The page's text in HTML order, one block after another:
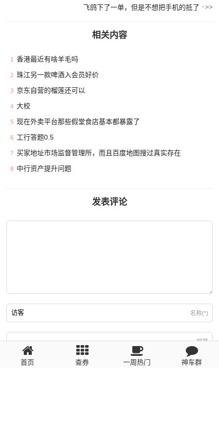
飞鸽下了一单，但是不想把手机的抵了
相关内容
1 香港最近有啥羊毛吗
2 珠江另一款啤酒入会员好价
3 京东自营的榴莲还可以
4 大校
5 现在外卖平台那些假堂食店基本都暴露了
6 工行答题0.5
7 买家地址市场监督管理所，而且百度地图搜过真实存在
8 中行资产提升问题
发表评论
名称(*)
邮箱
回复需填写必要信息
首页 查券 一周热门 神车群